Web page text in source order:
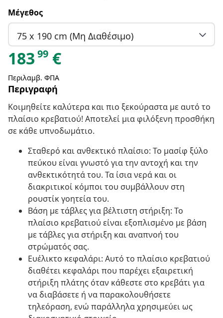
Μέγεθος
75 x 190 cm (Μη Διαθέσιμο)
183 99 €
Περιλαμβ. ΦΠΑ
Περιγραφή
Κοιμηθείτε καλύτερα και πιο ξεκούραστα με αυτό το
πλαίσιο κρεβατιού! Αποτελεί μια φιλόξενη προσθήκη
σε κάθε υπνοδωμάτιο.
Σταθερό και ανθεκτικό πλαίσιο: Το μασίφ ξύλο
πεύκου είναι γνωστό για την αντοχή και την
ανθεκτικότητά του. Τα ίσια νερά και οι
διακριτικοί κόμποι του συμβάλλουν στη
ρουστίκ γοητεία του.
Βάση με τάβλες για βέλτιστη στήριξη: Το
πλαίσιο κρεβατιού είναι εξοπλισμένο με βάση
με τάβλες για στήριξη και αναπνοή του
στρώματός σας.
Ευέλικτο κεφαλάρι: Αυτό το πλαίσιο κρεβατιού
διαθέτει κεφαλάρι που παρέχει εξαιρετική
στήριξη πλάτης όταν κάθεστε στο κρεβάτι για
να διαβάσετε ή να παρακολουθήσετε
τηλεόραση, ενώ παράλληλα χρησιμεύει ως